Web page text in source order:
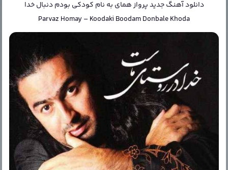
دانلود آهنگ جدیدپرواز همای به نام کودکی بودم دنبال خدا
Parvaz Homay–Koodaki Boodam Donbale Khoda